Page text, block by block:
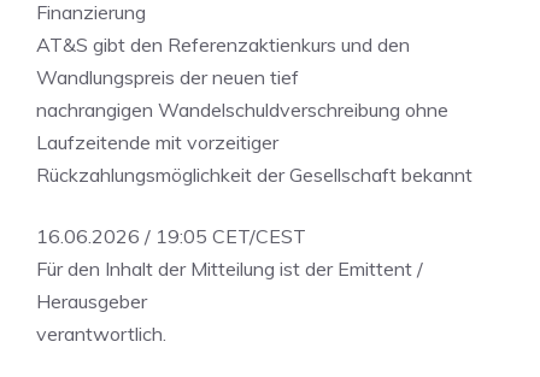
Finanzierung
AT&S gibt den Referenzaktienkurs und den
Wandlungspreis der neuen tief
nachrangigen Wandelschuldverschreibung ohne
Laufzeitende mit vorzeitiger
Rückzahlungsmöglichkeit der Gesellschaft bekannt
16.06.2026 / 19:05 CET/CEST
Für den Inhalt der Mitteilung ist der Emittent /
Herausgeber
verantwortlich.